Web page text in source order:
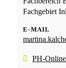
Fachgebiet
E-MAIL
PH-Online